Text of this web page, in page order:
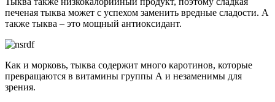
печеная тыква может с успехом заменить вредные сладости. А
также тыква – это мощный антиоксидант.
Как и морковь, тыква содержит много каротинов, которые
превращаются в витамины группы А и незаменимы для
зрения.